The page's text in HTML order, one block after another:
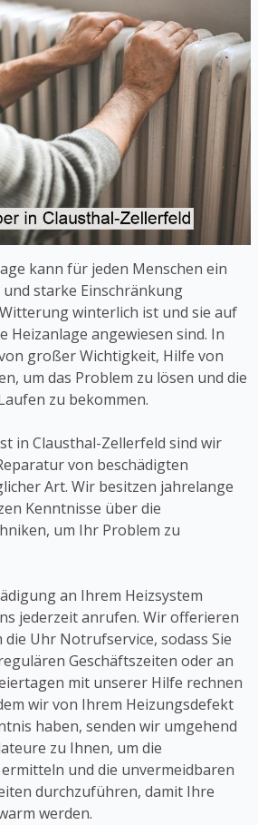
kann für jeden Menschen ein
starke Einschränkung
winterlich ist und sie auf
angewiesen sind. In
großer Wichtigkeit, Hilfe von
um das Problem zu lösen und die
zu bekommen.
in Clausthal-Zellerfeld sind wir
von beschädigten
Art. Wir besitzen jahrelange
Kenntnisse über die
um Ihr Problem zu
an Ihrem Heizsystem
jederzeit anrufen. Wir offerieren
Uhr Notrufservice, sodass Sie
Geschäftszeiten oder an
mit unserer Hilfe rechnen
wir von Ihrem Heizungsdefekt
haben, senden wir umgehend
zu Ihnen, um die
und die unvermeidbaren
durchzuführen, damit Ihre
werden.